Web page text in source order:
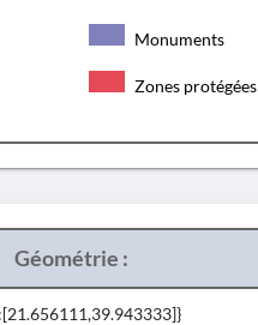
Monuments
Zones protégées
Géométrie :